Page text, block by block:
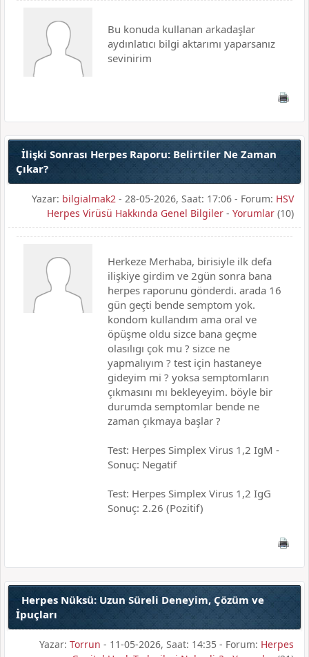
Bu konuda kullanan arkadaşlar
aydınlatıcı bilgi aktarımı yaparsanız
sevinirim
İlişki Sonrası Herpes Raporu: Belirtiler Ne Zaman
Çıkar?
Yazar: bilgialmak2 - 28-05-2026, Saat: 17:06 - Forum: HSV
Herpes Virüsü Hakkında Genel Bilgiler - Yorumlar (10)
Herkeze Merhaba, birisiyle ilk defa
ilişkiye girdim ve 2gün sonra bana
herpes raporunu gönderdi. arada 16
gün geçti bende semptom yok.
kondom kullandım ama oral ve
öpüşme oldu sizce bana geçme
olasılıgı çok mu ? sizce ne
yapmalıyım ? test için hastaneye
gideyim mi ? yoksa semptomların
çıkmasını mı bekleyeyim. böyle bir
durumda semptomlar bende ne
zaman çıkmaya başlar ?
Test: Herpes Simplex Virus 1,2 IgM -
Sonuç: Negatif
Test: Herpes Simplex Virus 1,2 IgG
Sonuç: 2.26 (Pozitif)
Herpes Nüksü: Uzun Süreli Deneyim, Çözüm ve
İpuçları
Yazar: Torrun - 11-05-2026, Saat: 14:35 - Forum: Herpes